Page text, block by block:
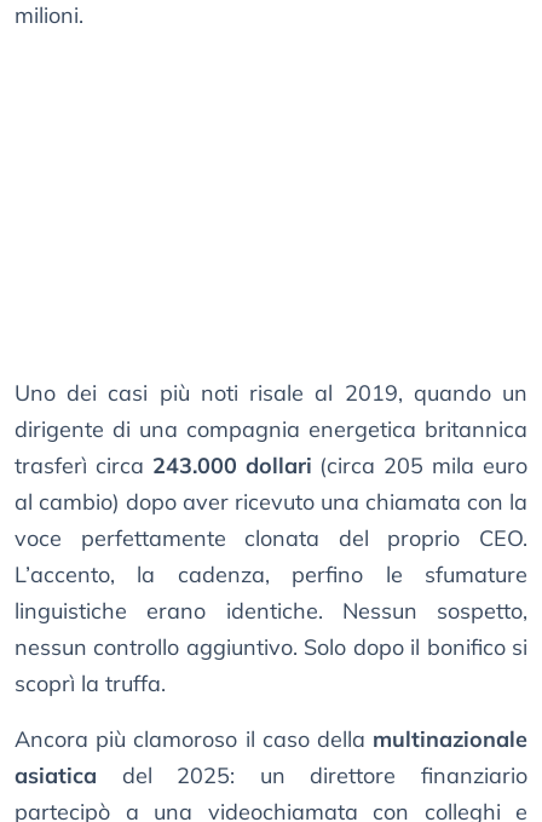
milioni.
Uno dei casi più noti risale al 2019, quando un
dirigente di una compagnia energetica britannica
trasferì circa 243.000 dollari (circa 205 mila euro
al cambio) dopo aver ricevuto una chiamata con la
voce perfettamente clonata del proprio CEO.
L’accento, la cadenza, perfino le sfumature
linguistiche erano identiche. Nessun sospetto,
nessun controllo aggiuntivo. Solo dopo il bonifico si
scoprì la truffa.
Ancora più clamoroso il caso della multinazionale
asiatica del 2025: un direttore finanziario
partecipò a una videochiamata con colleghi e